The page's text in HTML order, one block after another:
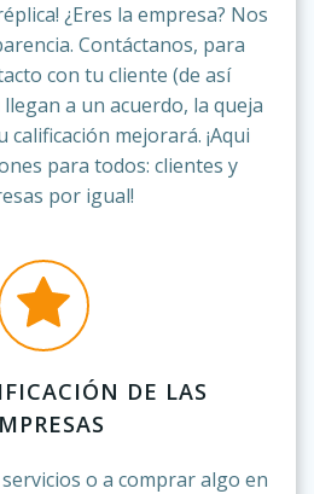
¿Eres la empresa? Nos
Contáctanos, para
con tu cliente (de así
a un acuerdo, la queja
calificación mejorará. ¡Aqui
para todos: clientes y
por igual!
DE LAS
o a comprar algo en